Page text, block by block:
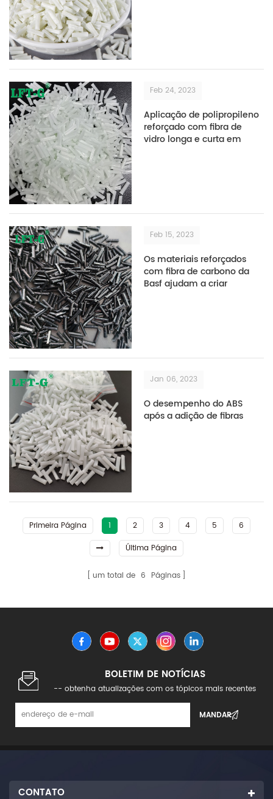
Feb 24, 2023
Aplicação de polipropileno
reforçado com fibra de
vidro longa e curta em
Feb 15, 2023
Os materiais reforçados
com fibra de carbono da
Basf ajudam a criar
Jan 06, 2023
O desempenho do ABS
após a adição de fibras
Primeira Página 1 2 3 4 5
6
Última Página
um total de 6 Páginas
BOLETIM DE NOTÍCIAS
-- obtenha atualizações com os tópicos mais recentes
CONTATO